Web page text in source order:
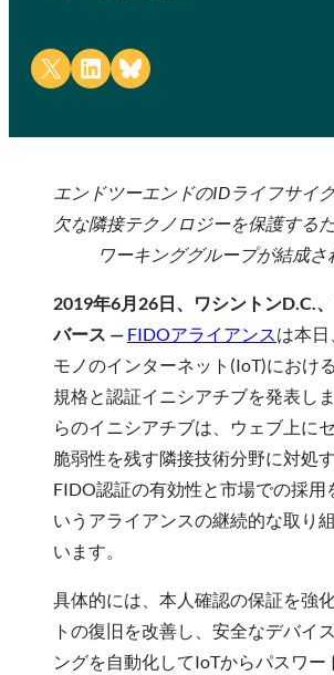
Share on X Share on LinkedIn
Share on Bluesky
エンドツーエンドのIDライフサイ
欠な隣接テクノロジーを保護する
ワーキンググループが結成さ
2019年6月26日、ワシントンD.C.
バース — FIDOアライアンスは本日
モノのインターネット(IoT)におけ
規格と認証イニシアチブを発表し
らのイニシアチブは、ウェブ上に
脆弱性を残す隣接技術分野に対処す
FIDO認証の有効性と市場での採用
いうアライアンスの継続的な取り
います。
具体的には、本人確認の保証を強
トの復旧を改善し、安全なデバイ
ングを自動化してIoTからパスワー